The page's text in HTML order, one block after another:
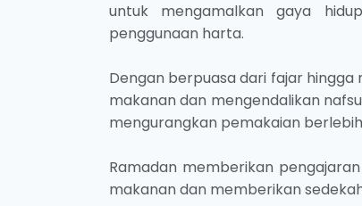
untuk mengamalkan gaya
penggunaan harta.
Dengan berpuasa dari fajar
makanan dan mengendalikan
mengurangkan pemakaian
Ramadan memberikan
makanan dan memberikan